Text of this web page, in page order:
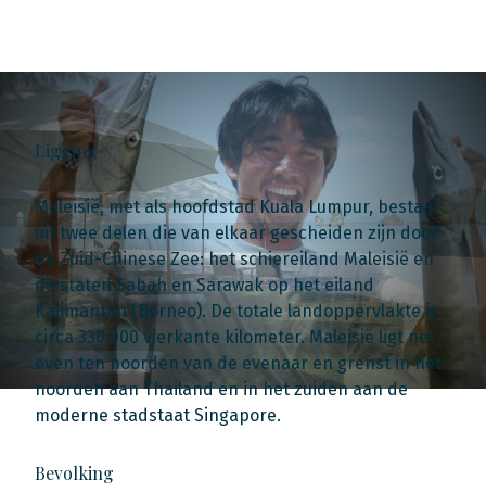
Ligging
Maleisië, met als hoofdstad Kuala Lumpur, bestaat
uit twee delen die van elkaar gescheiden zijn door
de Zuid-Chinese Zee: het schiereiland Maleisië en
de staten Sabah en Sarawak op het eiland
Kalimantan (Borneo). De totale landoppervlakte is
circa 330.000 vierkante kilometer. Maleisië ligt net
even ten noorden van de evenaar en grenst in het
noorden aan Thailand en in het zuiden aan de
moderne stadstaat Singapore.
Bevolking